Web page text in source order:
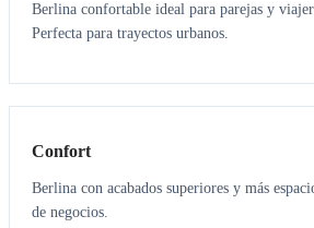
Berlina confortable ideal para parejas y
Perfecta para trayectos urbanos.
3 3
Confort
Berlina con acabados superiores y más
de negocios.